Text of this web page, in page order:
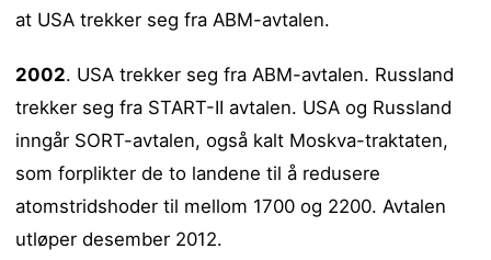
at USA trekker seg fra ABM-avtalen.
2002. USA trekker seg fra ABM-avtalen. Russland
trekker seg fra START-II avtalen. USA og Russland
inngår SORT-avtalen, også kalt Moskva-traktaten,
som forplikter de to landene til å redusere
atomstridshoder til mellom 1700 og 2200. Avtalen
utløper desember 2012.